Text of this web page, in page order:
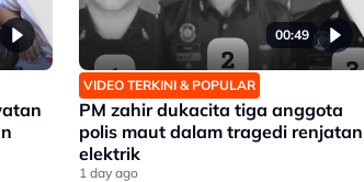
00:49
VIDEO TERKINI & POPULAR
PM zahir dukacita tiga anggota
polis maut dalam tragedi renjatan
elektrik
1 day ago